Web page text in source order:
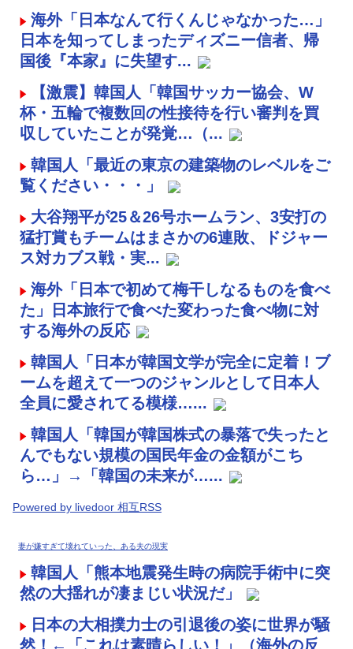
海外「日本なんて行くんじゃなかった…」
日本を知ってしまったディズニー信者、帰
国後『本家』に失望す...
【激震】韓国人「韓国サッカー協会、W
杯・五輪で複数回の性接待を行い審判を買
収していたことが発覚…（...
韓国人「最近の東京の建築物のレベルをご
覧ください・・・」
大谷翔平が25＆26号ホームラン、3安打の
猛打賞もチームはまさかの6連敗、ドジャー
ス対カブス戦・実...
海外「日本で初めて梅干しなるものを食べ
た」日本旅行で食べた変わった食べ物に対
する海外の反応
韓国人「日本が韓国文学が完全に定着！ブ
ームを超えて一つのジャンルとして日本人
全員に愛されてる模様…...
韓国人「韓国が韓国株式の暴落で失ったと
んでもない規模の国民年金の金額がこち
ら…」→「韓国の未来が…...
Powered by livedoor 相互RSS
妻が嫌すぎて壊れていった、ある夫の現実
韓国人「熊本地震発生時の病院手術中に突
然の大揺れが凄まじい状況だ」
日本の大相撲力士の引退後の姿に世界が騒
然！←「これは素晴らしい！」（海外の反